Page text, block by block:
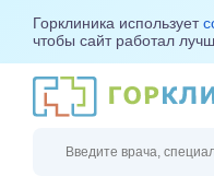
Горклиника использует
чтобы сайт работал